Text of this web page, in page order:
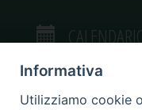
Informativa
Utilizziamo cookie